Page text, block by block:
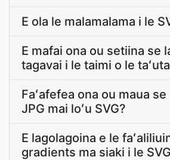
E ola le malamalama i le
E mafai ona ou setiina se
tagavai i le taimi o le
Faʻafefea ona ou maua
JPG mai loʻu SVG?
E lagolagoina e le
gradients ma siaki i le